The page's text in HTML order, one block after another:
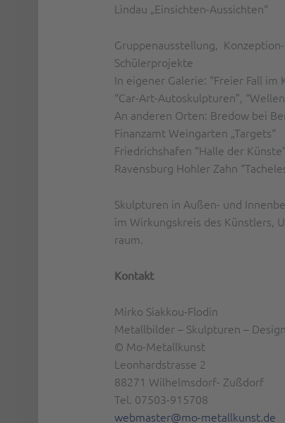
Lindau „Einsichten-Aussichten“
Gruppenausstellung,
Schülerprojekte
In eigener Galerie: “Freier Fall im
“Car-Art-Autoskulpturen”,
An anderen Orten: Bredow bei
Finanzamt Weingarten „Targets“
Friedrichshafen “Halle der
Ravensburg Hohler Zahn
Skulpturen in Außen- und
im Wirkungskreis des Künstlers,
raum.
Kontakt
Mirko Siakkou-Flodin
Metallbilder – Skulpturen – Design
© Mo-Metallkunst
Leonhardstrasse 2
88271 Wilhelmsdorf- Zußdorf
Tel. 07503-915708
webmaster@mo-metallkunst.de